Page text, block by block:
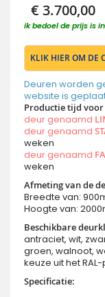
€ 3.700,00
ik bedoel de prijs is
KLIK HIER OM DE
Deuren worden
website is
Productie tijd voor
deur genaamd
deur genaamd
weken
deur genaamd
weken
Afmeting van de
Breedte van:
Hoogte van:
Beschikbare
antraciet, wit,
groen, walnoot,
keuze uit het
Specificatie: